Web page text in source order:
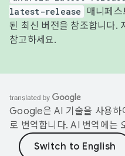
latest-release
매니페
된 최신 버전을 참조합니다.
참고하세요.
Google은 AI 기술을 사용하
로 번역합니다. AI 번역에는